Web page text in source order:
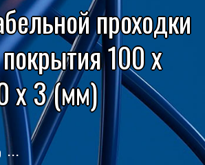
проходки
100 x
x 3 (мм)